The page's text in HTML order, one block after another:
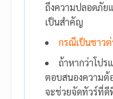
ถึงความปลอดภัย
เป็นสำคัญ
กรณีเป็นชาวต่
ถ้าหากว่าโปร
ตอบสนองความต้
จะช่วยจัดทัวร์ที่ดี